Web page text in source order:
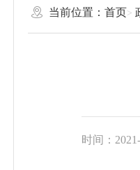
当前位置：首页
时间：